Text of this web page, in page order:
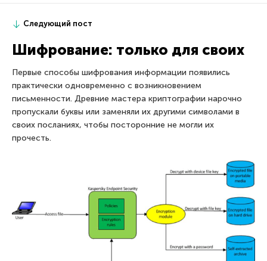
Следующий пост
Шифрование: только для своих
Первые способы шифрования информации появились
практически одновременно с возникновением
письменности. Древние мастера криптографии нарочно
пропускали буквы или заменяли их другими символами в
своих посланиях, чтобы посторонние не могли их
прочесть.